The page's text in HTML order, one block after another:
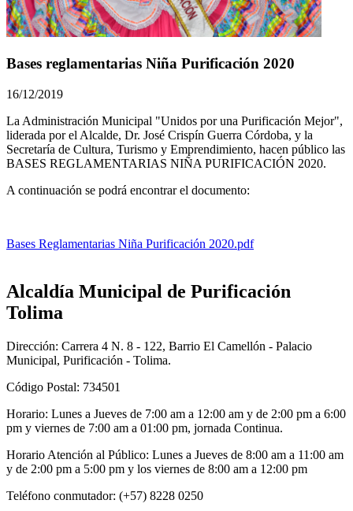
Bases reglamentarias Niña Purificación 2020
16/12/2019
La Administración Municipal "Unidos por una Purificación Mejor",
liderada por el Alcalde, Dr. José Crispín Guerra Córdoba, y la
Secretaría de Cultura, Turismo y Emprendimiento, hacen público las
BASES REGLAMENTARIAS NIÑA PURIFICACIÓN 2020.
A continuación se podrá encontrar el documento:
Bases Reglamentarias Niña Purificación 2020.pdf
Alcaldía Municipal de Purificación
Tolima
Dirección: Carrera 4 N. 8 - 122, Barrio El Camellón - Palacio
Municipal, Purificación - Tolima.
Código Postal: 734501
Horario: Lunes a Jueves de 7:00 am a 12:00 am y de 2:00 pm a 6:00
pm y viernes de 7:00 am a 01:00 pm, jornada Continua.
Horario Atención al Público: Lunes a Jueves de 8:00 am a 11:00 am
y de 2:00 pm a 5:00 pm y los viernes de 8:00 am a 12:00 pm
Teléfono conmutador: (+57) 8228 0250